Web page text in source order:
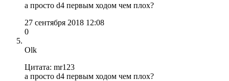
а просто d4 первым ходом чем плох?
27 сентября 2018 12:08
0
Olk
Цитата: mr123
а просто d4 первым ходом чем плох?